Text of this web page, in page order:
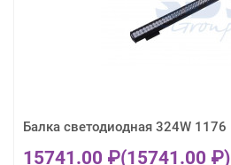
Балка светодиодная 324W 1176
15741.00 ₽(15741.00 ₽)